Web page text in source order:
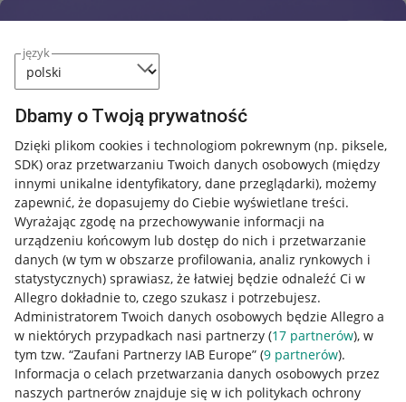
język
Dbamy o Twoją prywatność
Dzięki plikom cookies i technologiom pokrewnym (np. piksele,
SDK) oraz przetwarzaniu Twoich danych osobowych (między
innymi unikalne identyfikatory, dane przeglądarki), możemy
zapewnić, że dopasujemy do Ciebie wyświetlane treści.
Wyrażając zgodę na przechowywanie informacji na
urządzeniu końcowym lub dostęp do nich i przetwarzanie
danych (w tym w obszarze profilowania, analiz rynkowych i
statystycznych) sprawiasz, że łatwiej będzie odnaleźć Ci w
Allegro dokładnie to, czego szukasz i potrzebujesz.
Administratorem Twoich danych osobowych będzie Allegro a
w niektórych przypadkach nasi partnerzy (17 partnerów), w
tym tzw. “Zaufani Partnerzy IAB Europe” (9 partnerów).
Informacja o celach przetwarzania danych osobowych przez
naszych partnerów znajduje się w ich politykach ochrony
Przydatne informacje